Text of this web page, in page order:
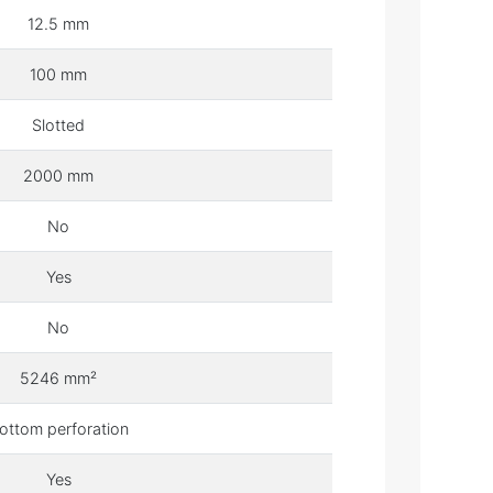
12.5 mm
100 mm
Slotted
2000 mm
No
Yes
No
5246 mm²
perforation
Yes